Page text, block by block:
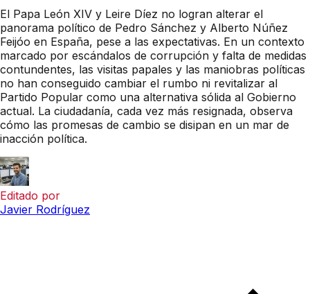
El Papa León XIV y Leire Díez no logran alterar el
panorama político de Pedro Sánchez y Alberto Núñez
Feijóo en España, pese a las expectativas. En un contexto
marcado por escándalos de corrupción y falta de medidas
contundentes, las visitas papales y las maniobras políticas
no han conseguido cambiar el rumbo ni revitalizar al
Partido Popular como una alternativa sólida al Gobierno
actual. La ciudadanía, cada vez más resignada, observa
cómo las promesas de cambio se disipan en un mar de
inacción política.
Editado por
Javier Rodríguez